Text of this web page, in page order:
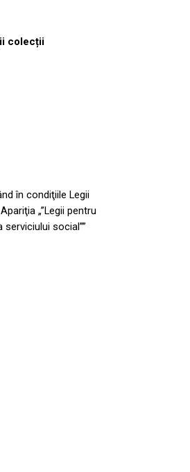
colecții
în condiţiile Legii
„”Legii pentru
serviciului social””